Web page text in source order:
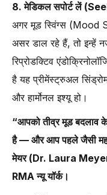
8. मेडिकल सपोर्ट लें
अगर मूड स्विंग्स (Mood
असर डाल रहे हैं, तो इन्हें
रिप्रोडक्टिव
है यह प्रीमेंस्ट्रुअल
और हार्मोनल इश्यू हो।
“आपको तीव्र मूड बदलाव
है — और आप पहले जैसी
मेयर (Dr. Laura Meyer),
RMA न्यू यॉर्क।